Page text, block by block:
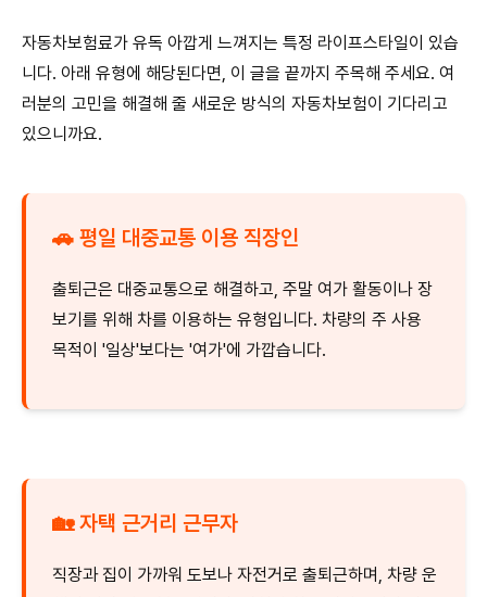
자동차보험료가 유독 아깝게 느껴지는 특정 라이프스타일이 있습
니다. 아래 유형에 해당된다면, 이 글을 끝까지 주목해 주세요. 여
러분의 고민을 해결해 줄 새로운 방식의 자동차보험이 기다리고
있으니까요.
🚗 평일 대중교통 이용 직장인
출퇴근은 대중교통으로 해결하고, 주말 여가 활동이나 장
보기를 위해 차를 이용하는 유형입니다. 차량의 주 사용
목적이 '일상'보다는 '여가'에 가깝습니다.
🏡 자택 근거리 근무자
직장과 집이 가까워 도보나 자전거로 출퇴근하며, 차량 운